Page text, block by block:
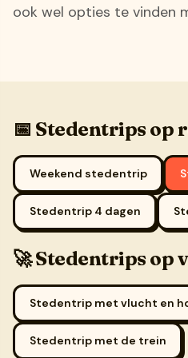
ook wel opties te vinden
📅 Stedentrips op
Weekend stedentrip
Stedentrip 4 dagen
🚀 Stedentrips op
Stedentrip met vlucht en
Stedentrip met de trein